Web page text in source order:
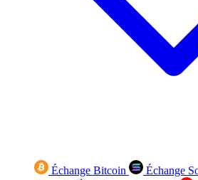
Échange Bitcoin Échange